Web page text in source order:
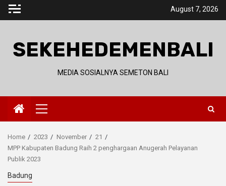
Skip
August 7, 2026
SEKEHEDEMENBALI
MEDIA SOSIALNYA SEMETON BALI
Primary
Menu
Home 2023 November
21
MPP Kabupaten Badung Raih 2 penghargaan Anugerah Pelayanan
Publik 2023
Badung